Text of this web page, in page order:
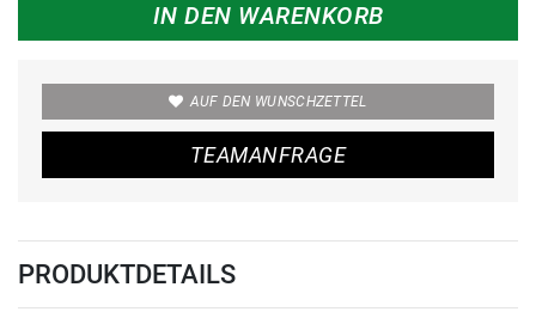
IN DEN WARENKORB
AUF DEN WUNSCHZETTEL
TEAMANFRAGE
PRODUKTDETAILS